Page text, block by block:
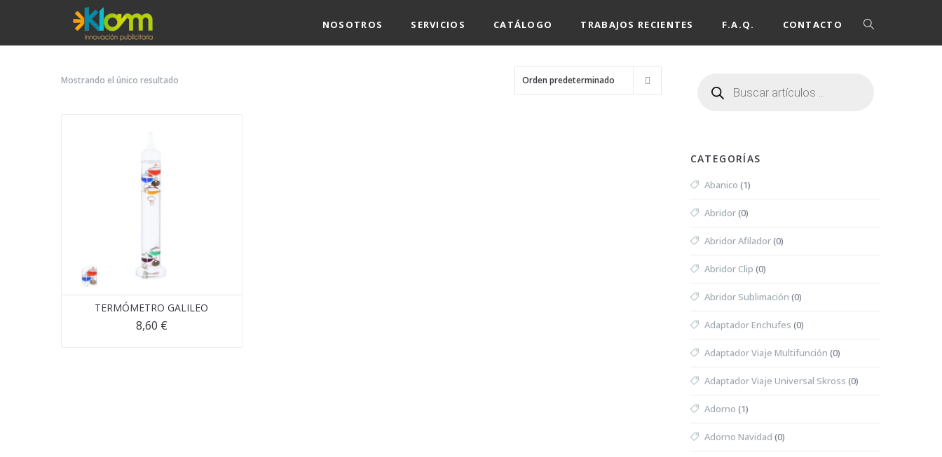
NOSOTROS SERVICIOS CATÁLOGO TRABAJOS RECIENTES F.A.Q. CONTACTO
Mostrando el único resultado
TERMÓMETRO GALILEO
8,60 €
CATEGORÍAS
Abanico (1)
Abridor(0)
Abridor Afilador(0)
Abridor Clip (0)
Abridor Sublimación (0)
Adaptador Enchufes (0)
Adaptador Viaje Multifunción (0)
Adaptador Viaje Universal Skross (0)
Adorno (1)
Adorno Navidad (0)